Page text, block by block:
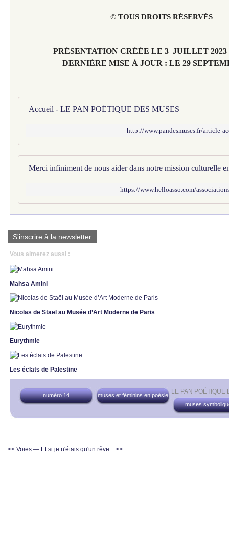
© TOUS DROITS RÉSERVÉS
PRÉSENTATION CRÉÉE LE 3 JUILLET 2023
DERNIÈRE MISE À JOUR : LE 29
Accueil - LE PAN POÉTIQUE DES MUSES
http://www.pandesmuses.fr/article-
https://www.helloasso.com/
S'inscrire à la newsletter
Vous aimerez aussi :
Mahsa Amini
Nicolas de Staël au Musée d’Art Moderne de Paris
Eurythmie
Les éclats de Palestine
LE PAN POÉTIQUE
numéro 14
muses et féminins en poésie
muses
<< Voies — Et si je n'étais qu'un rêve... >>